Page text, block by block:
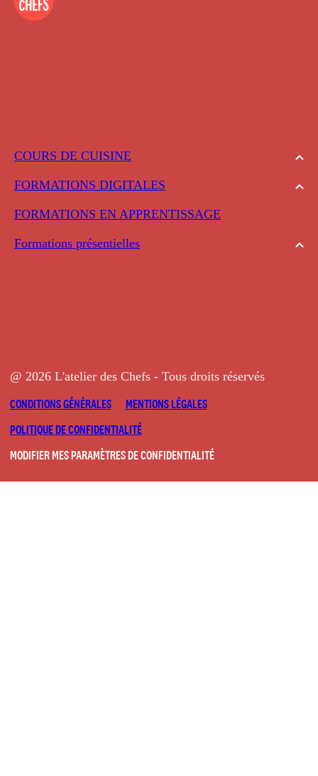
COURS DE CUISINE
FORMATIONS DIGITALES
FORMATIONS EN APPRENTISSAGE
Formations présentielles
@ 2026 L'atelier des Chefs - Tous droits réservés
CONDITIONS GÉNÉRALES
MENTIONS LÉGALES
POLITIQUE DE CONFIDENTIALITÉ
MODIFIER MES PARAMÈTRES DE CONFIDENTIALITÉ